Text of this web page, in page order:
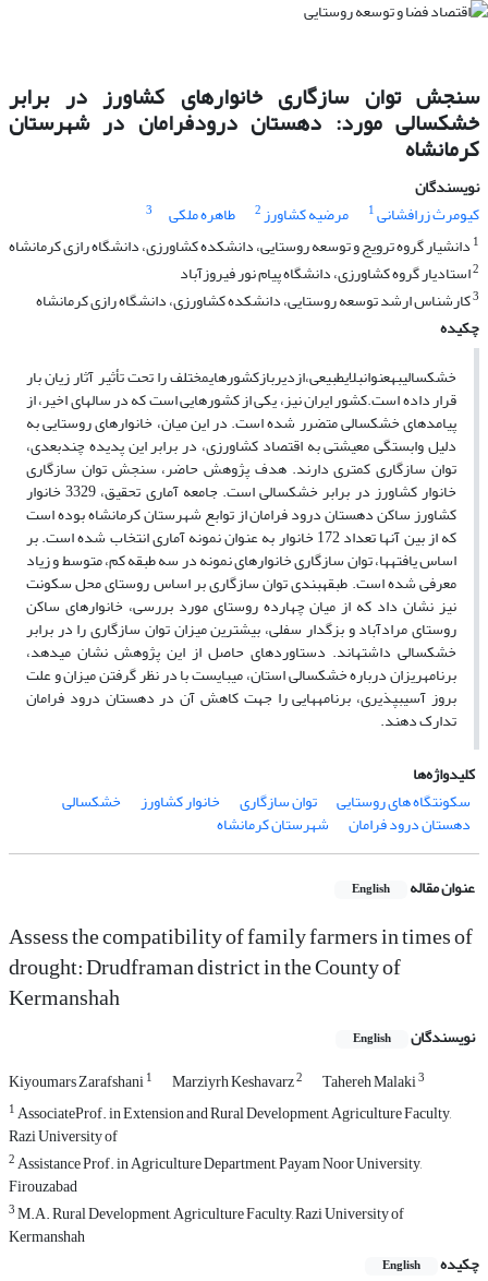
سنجش توان سازگاری خانوارهای کشاورز در برابر
خشکسالی مورد: دهستان درودفرامان در شهرستان
کرمانشاه
نویسندگان
کیومرث زرافشانی1 مرضیه کشاورز2 طاهره ملکی
3
1 دانشیار گروه ترویج و توسعه روستایی، دانشکده کشاورزی، دانشگاه رازی کرمانشاه
2استادیار گروه کشاورزی، دانشگاه پیام نور فیروزآباد
3کارشناس ارشد توسعه روستایی، دانشکده کشاورزی، دانشگاه رازی کرمانشاه
چکیده
خشکسالیبهعنوانبلایطبیعی،ازدیربازکشورهایمختلف را تحت تأثیر آثار زیان بار
قرار داده است.کشور ایران نیز، یکی از کشورهایی است که در سال­های اخیر، از
پیامدهای خشکسالی متضرر شده است. در این میان، خانوارهای روستایی به
دلیل وابستگی معیشتی به اقتصاد کشاورزی، در برابر این پدیده چندبعدی،
توان سازگاری کمتری دارند. هدف پژوهش حاضر، سنجش توان سازگاری
خانوار کشاورز در برابر خشکسالی است. جامعه آماری تحقیق، 3329 خانوار
کشاورز ساکن دهستان درود فرامان از توابع شهرستان کرمانشاه بوده است
که از بین آن­ها تعداد 172 خانوار به عنوان نمونه آماری انتخاب شده است. بر
اساس یافته­ها، توان سازگاری خانوارهای نمونه در سه طبقه کم، متوسط و زیاد
معرفی شده است. طبقه­بندی توان سازگاری بر اساس روستای محل سکونت
نیز نشان داد که از میان چهارده روستای مورد بررسی، خانوارهای ساکن
روستای مرادآباد و بزگدار سفلی، بیشترین میزان توان سازگاری را در برابر
خشکسالی داشته­اند. دستاوردهای حاصل از این پژوهش نشان می­دهد،
برنامه­ریزان درباره خشکسالی استان، می­بایست با در نظر گرفتن میزان و علت
بروز آسیب­پذیری، برنامه­هایی را جهت کاهش آن در دهستان درود فرامان
تدارک دهند.
کلیدواژه‌ها
سکونتگاه های روستایی
توان سازگاری خانوار کشاورز خشکسالی
دهستان درود فرامان شهرستان کرمانشاه
عنوان مقاله English
Assess the compatibility of family farmers in times of
drought: Drudframan district in the County of
Kermanshah
نویسندگان English
Kiyoumars Zarafshani1 Marziyrh Keshavarz2 Tahereh Malaki3
1AssociateProf. in Extension and Rural Development, Agriculture Faculty,
Razi University of
2Assistance Prof. in Agriculture Department, Payam Noor University,
Firouzabad
3M.A. Rural Development, Agriculture Faculty, Razi University of
Kermanshah
چکیده
English